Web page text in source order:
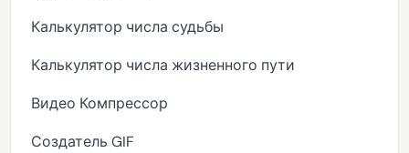
Калькулятор числа судьбы
Калькулятор числа жизненного пути
Видео Компрессор
Создатель GIF